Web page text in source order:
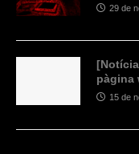
29 de
pàgina
15 de